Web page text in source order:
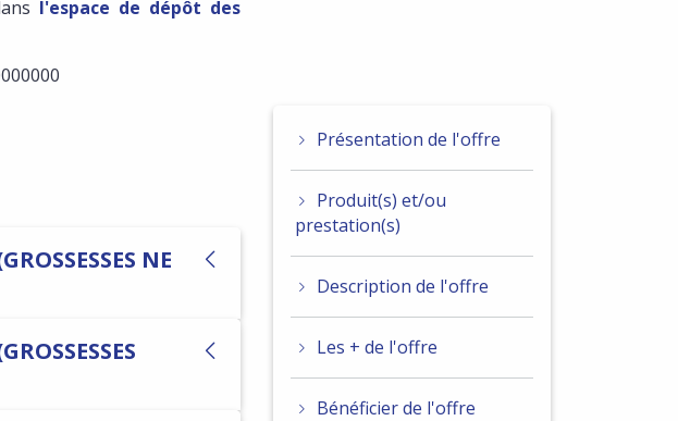
l'espace de dépôt des
NE
Présentation de l'offre
Produit(s) et/ou
prestation(s)
Description de l'offre
Les + de l'offre
Bénéficier de l'offre